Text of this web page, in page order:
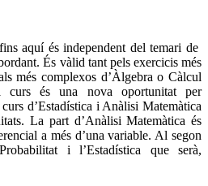
aquí és independent del temari de
És vàlid tant pels exercicis més
més complexos d’Àlgebra o Càlcul
curs és una nova oportunitat per
d’Estadística i Anàlisi Matemàtica
La part d’Anàlisi Matemàtica és
a més d’una variable. Al segon
i l’Estadística que serà,